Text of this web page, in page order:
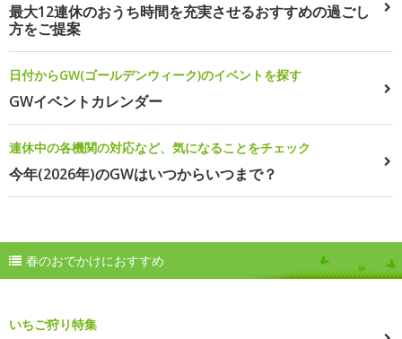
最大12連休のおうち時間を充実させるおすすめの過ごし
方をご提案
日付からGW(ゴールデンウィーク)のイベントを探す
GWイベントカレンダー
連休中の各機関の対応など、気になることをチェック
今年(2026年)のGWはいつからいつまで？
春のおでかけにおすすめ
いちご狩り特集